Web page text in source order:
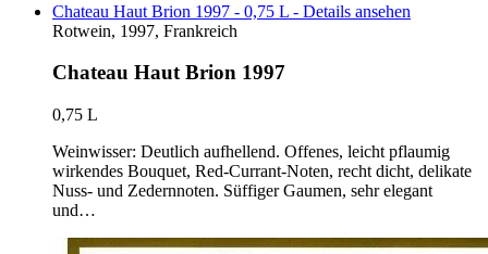
Chateau Haut Brion 1997 - 0,75 L - Details ansehen
Rotwein, 1997, Frankreich
Chateau Haut Brion 1997
0,75 L
Weinwisser: Deutlich aufhellend. Offenes, leicht pflaumig
wirkendes Bouquet, Red-Currant-Noten, recht dicht, delikate
Nuss- und Zedernnoten. Süffiger Gaumen, sehr elegant
und…